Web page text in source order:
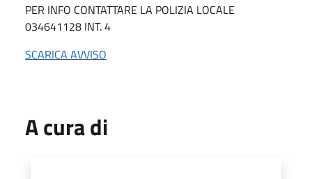
PER INFO CONTATTARE LA POLIZIA LOCALE
034641128 INT. 4
SCARICA AVVISO
A cura di